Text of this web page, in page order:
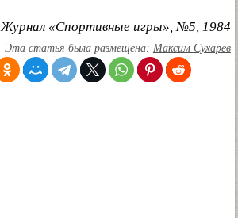
Журнал «Спортивные игры», №5, 1984
Эта статья была размещена: Максим Сухарев